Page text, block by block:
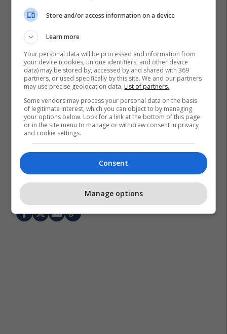
Sara Gjordeni Bardhi Estrada Shqiptare
Store and/or access information on a device
Learn more
Your personal data will be processed and information from
your device (cookies, unique identifiers, and other device
data) may be stored by, accessed by and shared with 369
partners, or used specifically by this site. We and our partners
may use precise geolocation data. List of partners.
Some vendors may process your personal data on the basis
of legitimate interest, which you can object to by managing
your options below. Look for a link at the bottom of this page
or in the site menu to manage or withdraw consent in privacy
and cookie settings.
Consent
Manage options